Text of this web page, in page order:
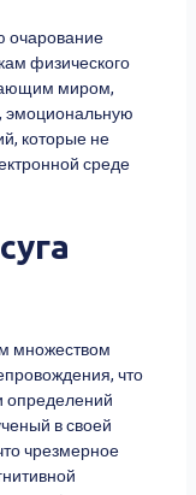
очарование
физического
миром,
эмоциональную
которые не
среде
множеством
что
определений
в своей
чрезмерное